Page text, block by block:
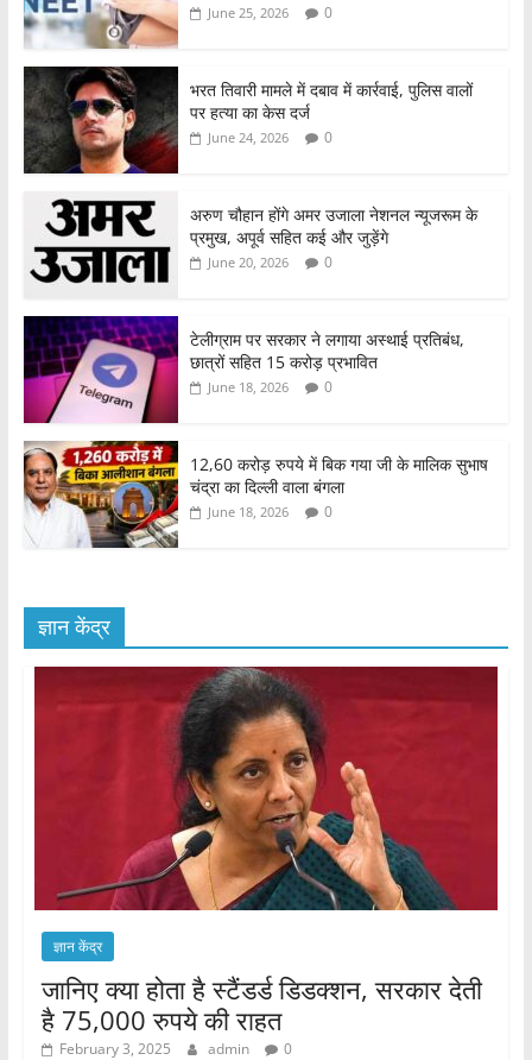
June 25, 2026 0
भरत तिवारी मामले में दबाव में कार्रवाई, पुलिस वालों
पर हत्या का केस दर्ज
June 24, 2026 0
अरुण चौहान होंगे अमर उजाला नेशनल न्यूजरूम के
प्रमुख, अपूर्व सहित कई और जुड़ेंगे
June 20, 2026 0
टेलीग्राम पर सरकार ने लगाया अस्थाई प्रतिबंध,
छात्रों सहित 15 करोड़ प्रभावित
June 18, 2026 0
12,60 करोड़ रुपये में बिक गया जी के मालिक सुभाष
चंद्रा का दिल्ली वाला बंगला
June 18, 2026 0
ज्ञान केंद्र
ज्ञान केंद्र
जानिए क्या होता है स्टैंडर्ड डिडक्शन, सरकार देती
है 75,000 रुपये की राहत
February 3, 2025 admin 0